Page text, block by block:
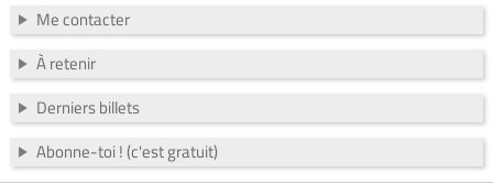
Me contacter
À retenir
Derniers billets
Abonne-toi ! (c'est gratuit)